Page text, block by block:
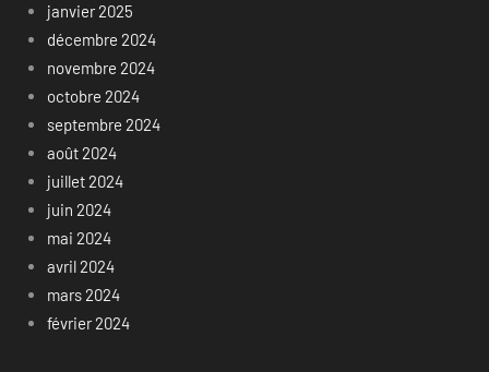
janvier 2025
décembre 2024
novembre 2024
octobre 2024
septembre 2024
août 2024
juillet 2024
juin 2024
mai 2024
avril 2024
mars 2024
février 2024